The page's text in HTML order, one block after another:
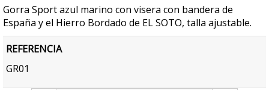
Gorra Sport azul marino con visera con bandera de
España y el Hierro Bordado de EL SOTO, talla ajustable.
REFERENCIA
GR01